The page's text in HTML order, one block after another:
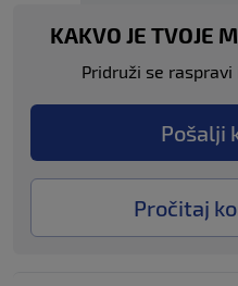
KAKVO JE TVOJE
Pridruži se
Pošalji
Pročitaj